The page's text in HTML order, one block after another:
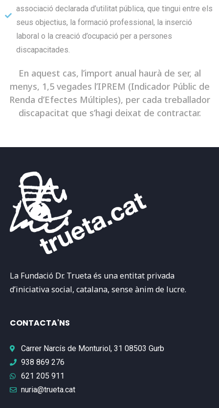
associació declarada d’utilitat pública, que tingui entre els
seus objectius, la formació professional, la inserció
laboral o la creació d’ocupació per a persones
discapacitades.
En aquest cas, l’import anual haurà de ser, al
menys, 1,5 vegades l’IPREM (Indicador Públic de
Renda d’Efectes Múltiples), per cada treballador
discapacitat que s’hagi deixat de contractar.
La Fundació Dr. Trueta és una entitat privada
d’iniciativa social, catalana, sense ànim de lucre.
CONTACTA'NS
Carrer Narcís de Monturiol, 31 08503 Gurb
938 869 276
621 205 911
nuria@trueta.cat